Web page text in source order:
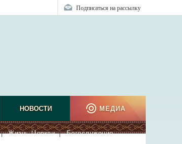
Подписаться на рассылку
| Жизнь Церкви | Богослужение
НОВОСТИ МЕДИА